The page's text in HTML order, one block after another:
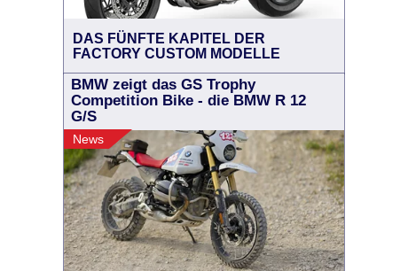
DAS FÜNFTE KAPITEL DER
FACTORY CUSTOM MODELLE
BMW zeigt das GS Trophy
Competition Bike - die BMW R 12
G/S
News